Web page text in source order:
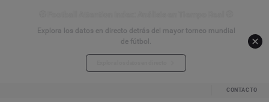
Explora los datos en directo detrás del mayor torneo mundial
de fútbol.
CONTACTO